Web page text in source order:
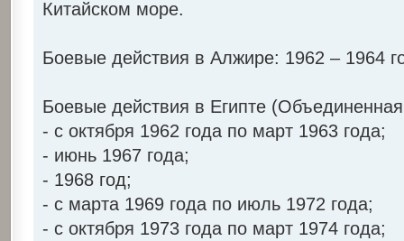
Китайском море.
Боевые действия в Алжире: 1962 – 1964
Боевые действия в Египте
- с октября 1962 года по март 1963 года;
- июнь 1967 года;
- 1968 год;
- с марта 1969 года по июль 1972 года;
- с октября 1973 года по март 1974 года;